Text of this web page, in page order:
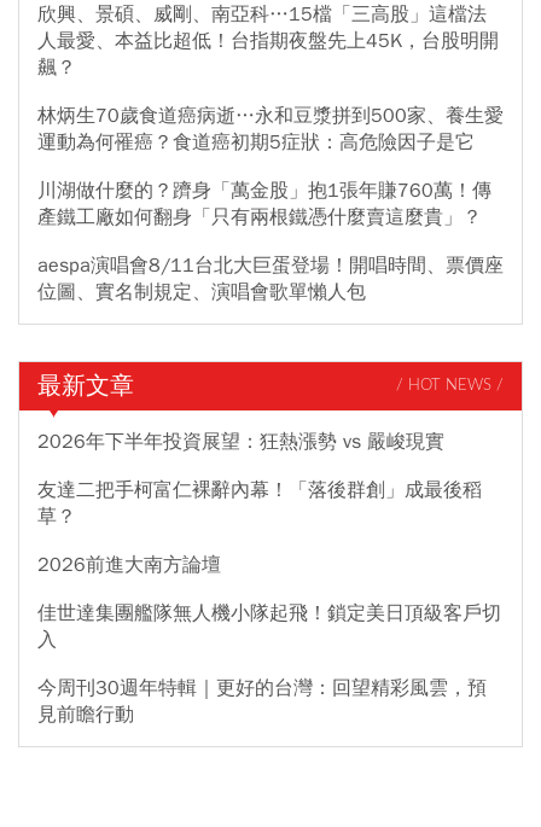
欣興、景碩、威剛、南亞科…15檔「三高股」這檔法
人最愛、本益比超低！台指期夜盤先上45K，台股明開
飆？
林炳生70歲食道癌病逝…永和豆漿拼到500家、養生愛
運動為何罹癌？食道癌初期5症狀：高危險因子是它
川湖做什麼的？躋身「萬金股」抱1張年賺760萬！傳
產鐵工廠如何翻身「只有兩根鐵憑什麼賣這麼貴」？
aespa演唱會8/11台北大巨蛋登場！開唱時間、票價座
位圖、實名制規定、演唱會歌單懶人包
最新文章 / HOT NEWS /
2026年下半年投資展望：狂熱漲勢 vs 嚴峻現實
友達二把手柯富仁裸辭內幕！「落後群創」成最後稻
草？
2026前進大南方論壇
佳世達集團艦隊無人機小隊起飛！鎖定美日頂級客戶切
入
今周刊30週年特輯｜更好的台灣：回望精彩風雲，預
見前瞻行動